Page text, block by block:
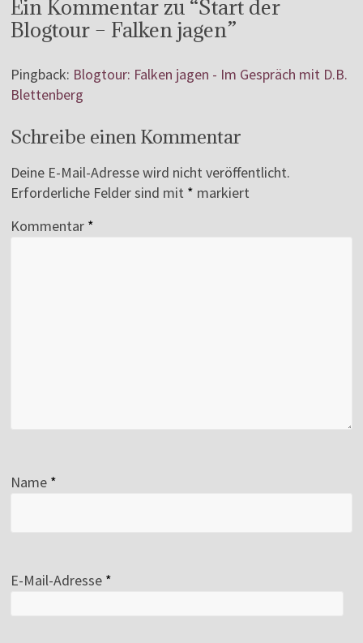
Ein Kommentar zu “Start der
Blogtour – Falken jagen”
Pingback: Blogtour: Falken jagen - Im Gespräch mit D.B.
Blettenberg
Schreibe einen Kommentar
Deine E-Mail-Adresse wird nicht veröffentlicht.
Erforderliche Felder sind mit * markiert
Kommentar *
Name *
E-Mail-Adresse *